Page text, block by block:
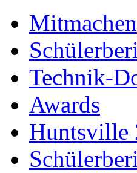
Mitmachen
Technik-
Awards
Huntsville